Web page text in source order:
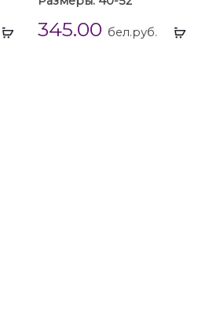
Выбрать345.00 бел.руб.